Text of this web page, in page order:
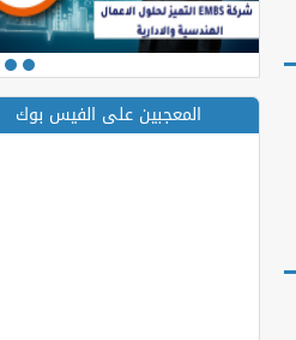
المعجبين على الفيس بوك